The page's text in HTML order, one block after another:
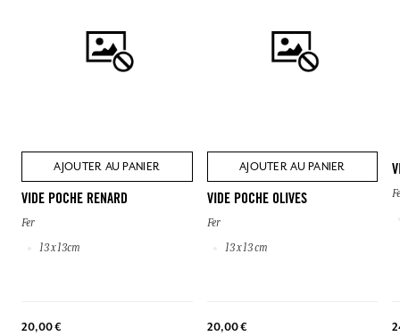
AJOUTER AU PANIER
VIDE POCHE RENARD
Fer
13 x 13cm
20,00 €
AJOUTER AU PANIER
VIDE POCHE OLIVES
Fer
13 x 13 cm
20,00 €